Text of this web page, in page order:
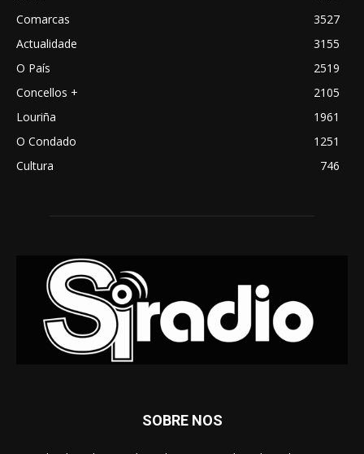
Comarcas
3527
Actualidade
3155
O País
2519
Concellos +
2105
Louriña
1961
O Condado
1251
Cultura
746
SOBRE NOS